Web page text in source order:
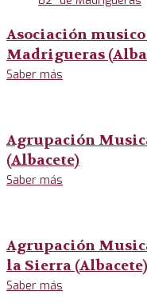
Asociación
Madrigueras
Saber más
Agrupación
(Albacete)
Saber más
Agrupación
la Sierra (Albacete)
Saber más